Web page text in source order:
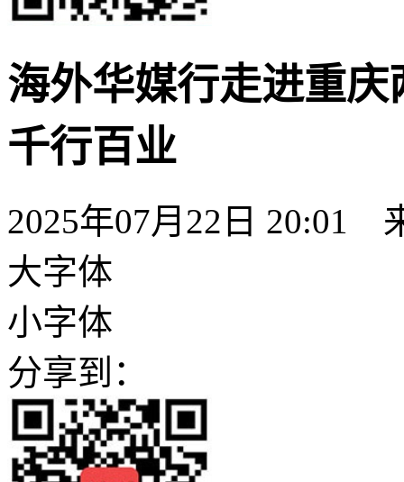
海外华媒行走进重
千行百业
2025年07月22日 20:01
大字体
小字体
分享到：